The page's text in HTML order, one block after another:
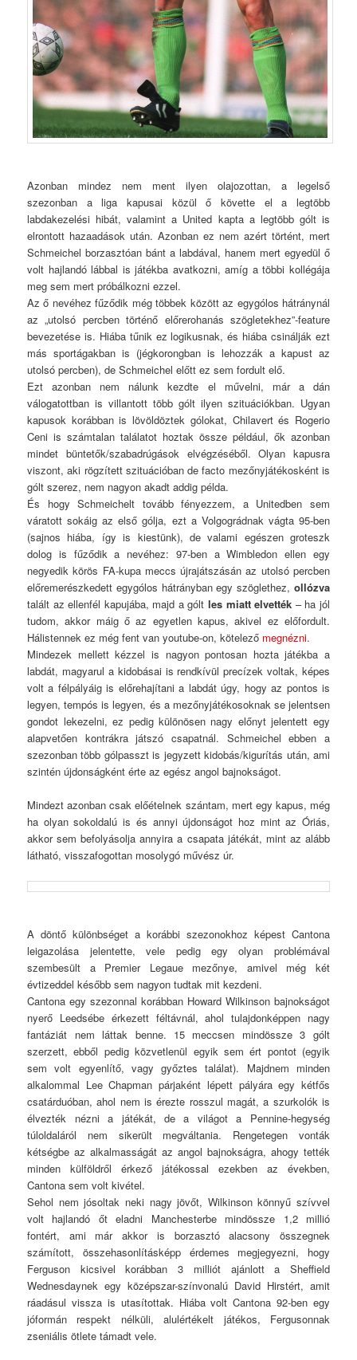
Azonban mindez nem ment ilyen olajozottan, a legelső
szezonban a liga kapusai közül ő követte el a legtöbb
labdakezelési hibát, valamint a United kapta a legtöbb gólt is
elrontott hazaadások után. Azonban ez nem azért történt, mert
Schmeichel borzasztóan bánt a labdával, hanem mert egyedül ő
volt hajlandó lábbal is játékba avatkozni, amíg a többi kollégája
meg sem mert próbálkozni ezzel.
Az ő nevéhez fűződik még többek között az egygólos hátránynál
az „utolsó percben történő előrerohanás szögletekhez”-feature
bevezetése is. Hiába tűnik ez logikusnak, és hiába csinálják ezt
más sportágakban is (jégkorongban is lehozzák a kapust az
utolsó percben), de Schmeichel előtt ez sem fordult elő.
Ezt azonban nem nálunk kezdte el művelni, már a dán
válogatottban is villantott több gólt ilyen szituációkban. Ugyan
kapusok korábban is lövöldöztek gólokat, Chilavert és Rogerio
Ceni is számtalan találatot hoztak össze például, ők azonban
mindet büntetők/szabadrúgások elvégzéséből. Olyan kapusra
viszont, aki rögzített szituációban de facto mezőnyjátékosként is
gólt szerez, nem nagyon akadt addig példa.
És hogy Schmeichelt tovább fényezzem, a Unitedben sem
váratott sokáig az első gólja, ezt a Volgográdnak vágta 95-ben
(sajnos hiába, így is kiestünk), de valami egészen groteszk
dolog is fűződik a nevéhez: 97-ben a Wimbledon ellen egy
negyedik körös FA-kupa meccs újrajátszásán az utolsó percben
előremerészkedett egygólos hátrányban egy szöglethez, ollózva
talált az ellenfél kapujába, majd a góltles miatt elvették – ha jól
tudom, akkor máig ő az egyetlen kapus, akivel ez előfordult.
Hálistennek ez még fent van youtube-on, kötelező megnézni.
Mindezek mellett kézzel is nagyon pontosan hozta játékba a
labdát, magyarul a kidobásai is rendkívül precízek voltak, képes
volt a félpályáig is előrehajítani a labdát úgy, hogy az pontos is
legyen, tempós is legyen, és a mezőnyjátékosoknak se jelentsen
gondot lekezelni, ez pedig különösen nagy előnyt jelentett egy
alapvetően kontrákra játszó csapatnál. Schmeichel ebben a
szezonban több gólpasszt is jegyzett kidobás/kigurítás után, ami
szintén újdonságként érte az egész angol bajnokságot.
Mindezt azonban csak előételnek szántam, mert egy kapus, még
ha olyan sokoldalú is és annyi újdonságot hoz mint az Óriás,
akkor sem befolyásolja annyira a csapata játékát, mint az alább
látható, visszafogottan mosolygó művész úr.
A döntő különbséget a korábbi szezonokhoz képest Cantona
leigazolása jelentette, vele pedig egy olyan problémával
szembesült a Premier Legaue mezőnye, amivel még két
évtizeddel később sem nagyon tudtak mit kezdeni.
Cantona egy szezonnal korábban Howard Wilkinson bajnokságot
nyerő Leedsébe érkezett féltávnál, ahol tulajdonképpen nagy
fantáziát nem láttak benne. 15 meccsen mindössze 3 gólt
szerzett, ebből pedig közvetlenül egyik sem ért pontot (egyik
sem volt egyenlítő, vagy győztes találat). Majdnem minden
alkalommal Lee Chapman párjaként lépett pályára egy kétfős
csatárduóban, ahol nem is érezte rosszul magát, a szurkolók is
élvezték nézni a játékát, de a világot a Pennine-hegység
túloldaláról nem sikerült megváltania. Rengetegen vonták
kétségbe az alkalmasságát az angol bajnokságra, ahogy tették
minden külföldről érkező játékossal ezekben az években,
Cantona sem volt kivétel.
Sehol nem jósoltak neki nagy jövőt, Wilkinson könnyű szívvel
volt hajlandó őt eladni Manchesterbe mindössze 1,2 millió
fontért, ami már akkor is borzasztó alacsony összegnek
számított, összehasonlításképp érdemes megjegyezni, hogy
Ferguson kicsivel korábban 3 milliót ajánlott a Sheffield
Wednesdaynek egy középszar-színvonalú David Hirstért, amit
ráadásul vissza is utasítottak. Hiába volt Cantona 92-ben egy
jóformán respekt nélküli, alulértékelt játékos, Fergusonnak
zseniális ötlete támadt vele.